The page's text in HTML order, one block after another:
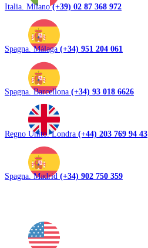
Italia. Milano(+39) 02 87 368 972
Spagna. Málaga (+34) 951 204 061
Spagna. Barcellona (+34) 93 018 6626
Regno Unito. Londra (+44) 203 769 94 43
Spagna. Madrid (+34) 902 750 359